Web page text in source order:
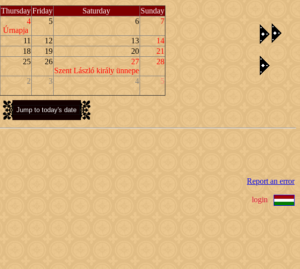
Thursday Friday Saturday
Sunday
4
Úrnapja
5 6 7
11 12 13
14
18 19 20
21
25 26
27
Szent László király ünnepe
28
2 3 4 5
Report an error
login